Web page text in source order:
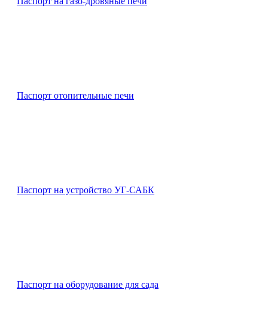
Паспорт отопительные печи
Паспорт на устройство УГ-САБК
Паспорт на оборудование для сада